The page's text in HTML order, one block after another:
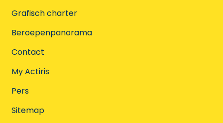
Grafisch charter
Beroepenpanorama
Contact
My Actiris
Pers
Sitemap